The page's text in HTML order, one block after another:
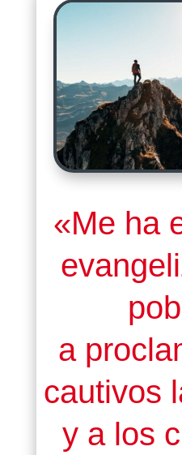
«Me ha
a
cautivos
y a los